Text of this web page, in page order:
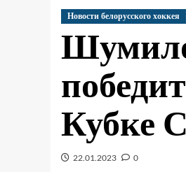
Новости белорусского хоккея
Кубке
22.01.2023 0